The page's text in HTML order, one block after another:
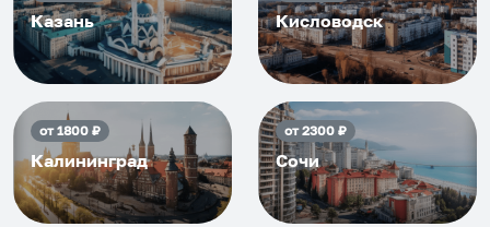
Казань Кисловодск
от1800₽
Калининград
от2300₽
Сочи